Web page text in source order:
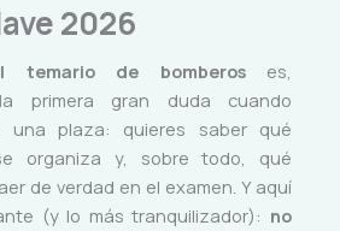
2026
temario de bomberoses,
la primera gran duda cuando
plaza: quieres saber qué
organiza y, sobre todo, qué
de verdad en el examen. Y aquí
(y lo más tranquilizador): no